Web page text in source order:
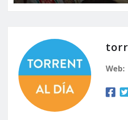
Web: